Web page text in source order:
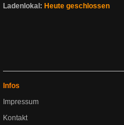
Ladenlokal: Heute geschlossen
Infos
Impressum
Kontakt